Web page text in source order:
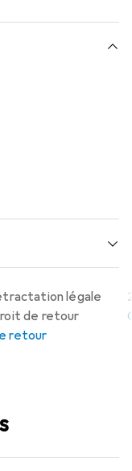
légale
de retour
retour